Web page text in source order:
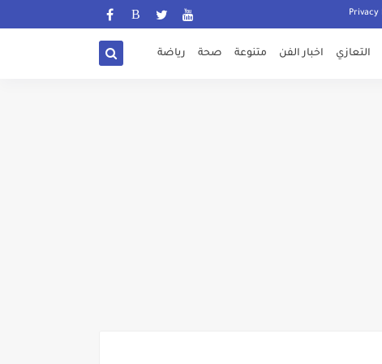
التعازي اخبار الفن متنوعة صحة رياضة